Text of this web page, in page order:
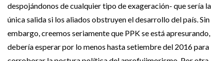
despojándonos de cualquier tipo de exageración- que sería la
única salida si los aliados obstruyen el desarrollo del país. Sin
embargo, creemos seriamente que PPK se está apresurando,
debería esperar por lo menos hasta setiembre del 2016 para